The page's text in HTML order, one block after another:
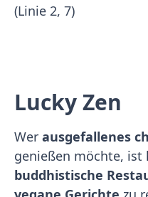
(Linie 2, 7)
Lucky Zen
Wer ausgefallenes
genießen möchte, ist
buddhistische